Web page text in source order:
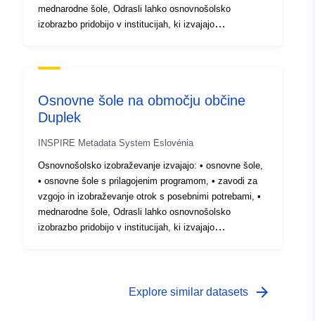
mednarodne šole, Odrasli lahko osnovnošolsko
izobrazbo pridobijo v institucijah, ki izvajajo
oblike osnovnošolskega izobraževanja.
Osnovne šole na območju občine
Duplek
INSPIRE Metadata System Eslovénia
Osnovnošolsko izobraževanje izvajajo: • osnovne šole,
• osnovne šole s prilagojenim programom, • zavodi za
vzgojo in izobraževanje otrok s posebnimi potrebami, •
mednarodne šole, Odrasli lahko osnovnošolsko
izobrazbo pridobijo v institucijah, ki izvajajo
Explore similar datasets arrow_forward